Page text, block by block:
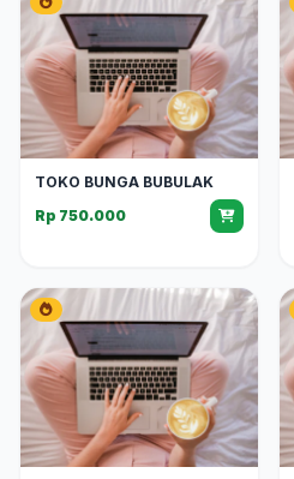
TOKO BUNGA BUBULAK
Rp 750.000